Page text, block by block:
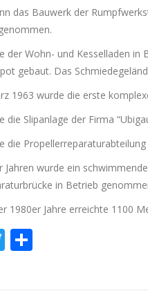
das Bauwerk der
der Wohn- und Kesselladen
gebaut. Das
1963 wurde die erste
die Slipanlage der Firma
die
Jahren wurde ein
in Betrieb
1980er Jahre erreichte 1100
Twitter
Empfehlen